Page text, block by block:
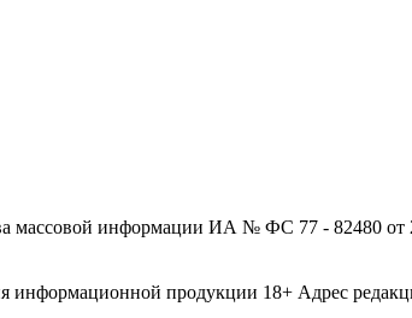
информации ИА № ФС 77 - 82480 от
продукции 18+ Адрес